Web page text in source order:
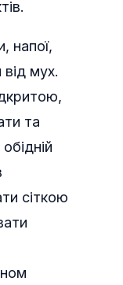
напої,
мух.
та
сіткою